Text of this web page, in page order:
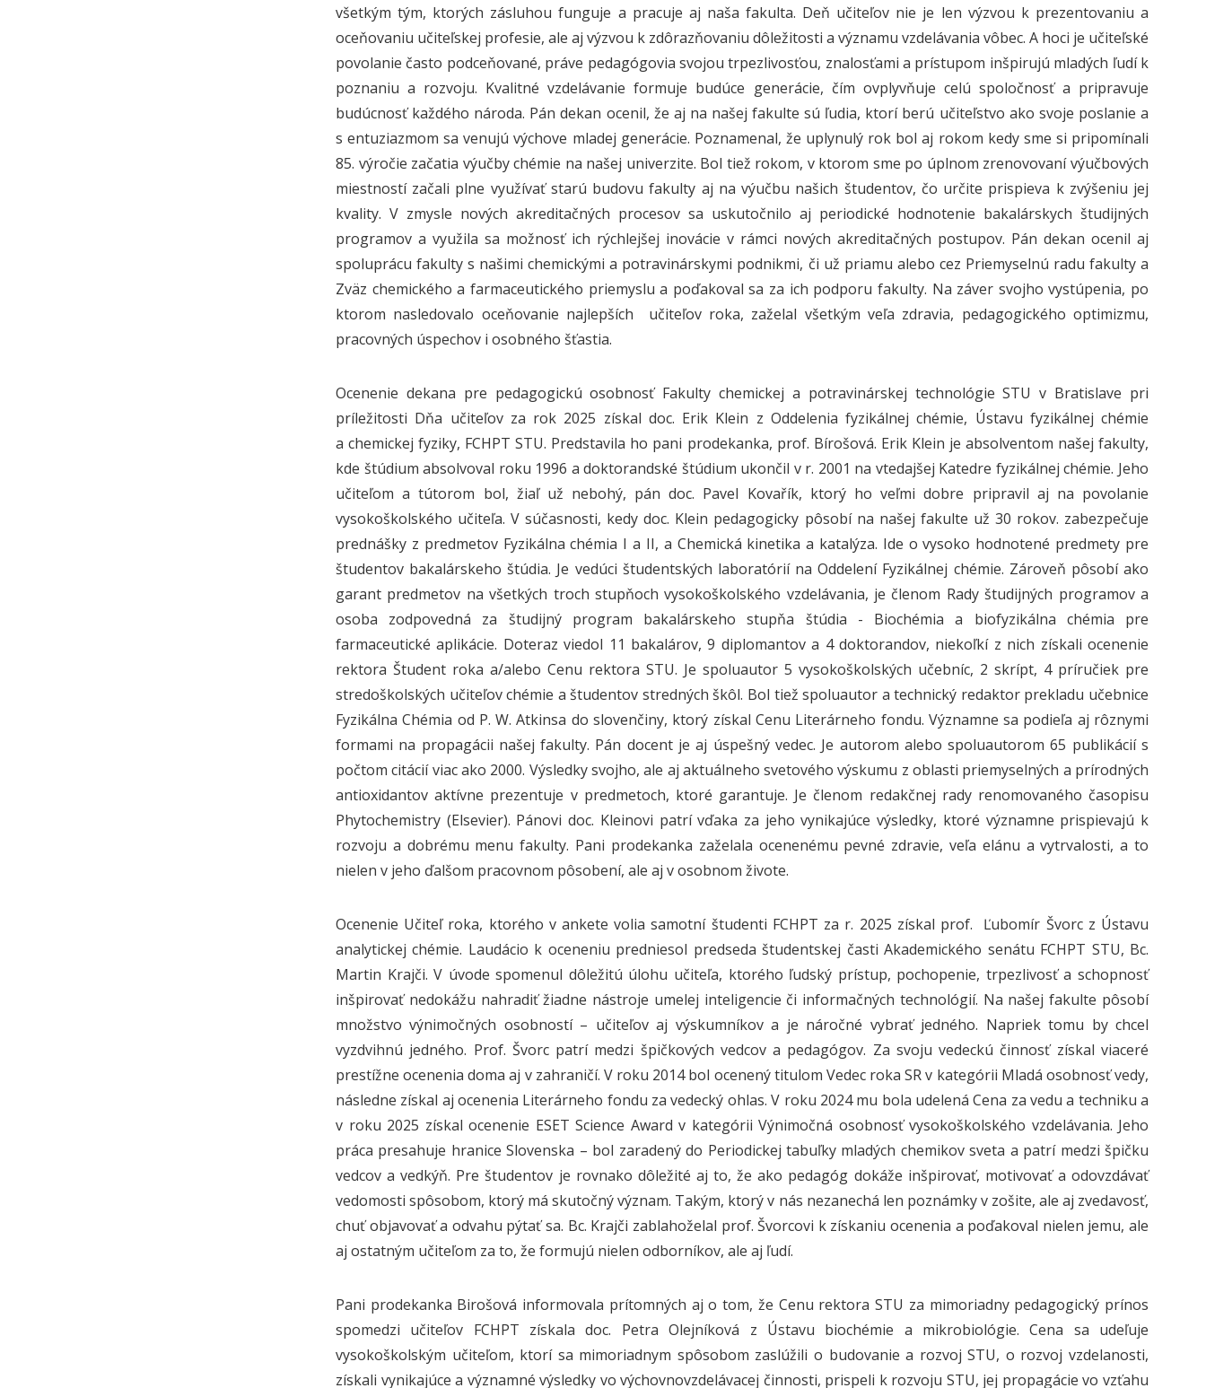
všetkým tým, ktorých zásluhou funguje a pracuje aj naša fakulta. Deň učiteľov nie je len výzvou k prezentovaniu a
oceňovaniu učiteľskej profesie, ale aj výzvou k zdôrazňovaniu dôležitosti a významu vzdelávania vôbec. A hoci je učiteľské
povolanie často podceňované, práve pedagógovia svojou trpezlivosťou, znalosťami a prístupom inšpirujú mladých ľudí k
poznaniu a rozvoju. Kvalitné vzdelávanie formuje budúce generácie, čím ovplyvňuje celú spoločnosť a pripravuje
budúcnosť každého národa. Pán dekan ocenil, že aj na našej fakulte sú ľudia, ktorí berú učiteľstvo ako svoje poslanie a
s entuziazmom sa venujú výchove mladej generácie. Poznamenal, že uplynulý rok bol aj rokom kedy sme si pripomínali
85. výročie začatia výučby chémie na našej univerzite. Bol tiež rokom, v ktorom sme po úplnom zrenovovaní výučbových
miestností začali plne využívať starú budovu fakulty aj na výučbu našich študentov, čo určite prispieva k zvýšeniu jej
kvality. V zmysle nových akreditačných procesov sa uskutočnilo aj periodické hodnotenie bakalárskych študijných
programov a využila sa možnosť ich rýchlejšej inovácie v rámci nových akreditačných postupov. Pán dekan ocenil aj
spoluprácu fakulty s našimi chemickými a potravinárskymi podnikmi, či už priamu alebo cez Priemyselnú radu fakulty a
Zväz chemického a farmaceutického priemyslu a poďakoval sa za ich podporu fakulty. Na záver svojho vystúpenia, po
ktorom nasledovalo oceňovanie najlepších učiteľov roka, zaželal všetkým veľa zdravia, pedagogického optimizmu,
pracovných úspechov i osobného šťastia.
Ocenenie dekana pre pedagogickú osobnosť Fakulty chemickej a potravinárskej technológie STU v Bratislave pri
príležitosti Dňa učiteľov za rok 2025 získal doc. Erik Klein z Oddelenia fyzikálnej chémie, Ústavu fyzikálnej chémie
a chemickej fyziky, FCHPT STU. Predstavila ho pani prodekanka, prof. Bírošová. Erik Klein je absolventom našej fakulty,
kde štúdium absolvoval roku 1996 a doktorandské štúdium ukončil v r. 2001 na vtedajšej Katedre fyzikálnej chémie. Jeho
učiteľom a tútorom bol, žiaľ už nebohý, pán doc. Pavel Kovařík, ktorý ho veľmi dobre pripravil aj na povolanie
vysokoškolského učiteľa. V súčasnosti, kedy doc. Klein pedagogicky pôsobí na našej fakulte už 30 rokov. zabezpečuje
prednášky z predmetov Fyzikálna chémia I a II, a Chemická kinetika a katalýza. Ide o vysoko hodnotené predmety pre
študentov bakalárskeho štúdia. Je vedúci študentských laboratórií na Oddelení Fyzikálnej chémie. Zároveň pôsobí ako
garant predmetov na všetkých troch stupňoch vysokoškolského vzdelávania, je členom Rady študijných programov a
osoba zodpovedná za študijný program bakalárskeho stupňa štúdia - Biochémia a biofyzikálna chémia pre
farmaceutické aplikácie. Doteraz viedol 11 bakalárov, 9 diplomantov a 4 doktorandov, niekoľkí z nich získali ocenenie
rektora Študent roka a/alebo Cenu rektora STU. Je spoluautor 5 vysokoškolských učebníc, 2 skrípt, 4 príručiek pre
stredoškolských učiteľov chémie a študentov stredných škôl. Bol tiež spoluautor a technický redaktor prekladu učebnice
Fyzikálna Chémia od P. W. Atkinsa do slovenčiny, ktorý získal Cenu Literárneho fondu. Významne sa podieľa aj rôznymi
formami na propagácii našej fakulty. Pán docent je aj úspešný vedec. Je autorom alebo spoluautorom 65 publikácií s
počtom citácií viac ako 2000. Výsledky svojho, ale aj aktuálneho svetového výskumu z oblasti priemyselných a prírodných
antioxidantov aktívne prezentuje v predmetoch, ktoré garantuje. Je členom redakčnej rady renomovaného časopisu
Phytochemistry (Elsevier). Pánovi doc. Kleinovi patrí vďaka za jeho vynikajúce výsledky, ktoré významne prispievajú k
rozvoju a dobrému menu fakulty. Pani prodekanka zaželala ocenenému pevné zdravie, veľa elánu a vytrvalosti, a to
nielen v jeho ďalšom pracovnom pôsobení, ale aj v osobnom živote.
Ocenenie Učiteľ roka, ktorého v ankete volia samotní študenti FCHPT za r. 2025 získal prof. Ľubomír Švorc z Ústavu
analytickej chémie. Laudácio k oceneniu predniesol predseda študentskej časti Akademického senátu FCHPT STU, Bc.
Martin Krajči. V úvode spomenul dôležitú úlohu učiteľa, ktorého ľudský prístup, pochopenie, trpezlivosť a schopnosť
inšpirovať nedokážu nahradiť žiadne nástroje umelej inteligencie či informačných technológií. Na našej fakulte pôsobí
množstvo výnimočných osobností – učiteľov aj výskumníkov a je náročné vybrať jedného. Napriek tomu by chcel
vyzdvihnú jedného. Prof. Švorc patrí medzi špičkových vedcov a pedagógov. Za svoju vedeckú činnosť získal viaceré
prestížne ocenenia doma aj v zahraničí. V roku 2014 bol ocenený titulom Vedec roka SR v kategórii Mladá osobnosť vedy,
následne získal aj ocenenia Literárneho fondu za vedecký ohlas. V roku 2024 mu bola udelená Cena za vedu a techniku a
v roku 2025 získal ocenenie ESET Science Award v kategórii Výnimočná osobnosť vysokoškolského vzdelávania. Jeho
práca presahuje hranice Slovenska – bol zaradený do Periodickej tabuľky mladých chemikov sveta a patrí medzi špičku
vedcov a vedkýň. Pre študentov je rovnako dôležité aj to, že ako pedagóg dokáže inšpirovať, motivovať a odovzdávať
vedomosti spôsobom, ktorý má skutočný význam. Takým, ktorý v nás nezanechá len poznámky v zošite, ale aj zvedavosť,
chuť objavovať a odvahu pýtať sa. Bc. Krajči zablahoželal prof. Švorcovi k získaniu ocenenia a poďakoval nielen jemu, ale
aj ostatným učiteľom za to, že formujú nielen odborníkov, ale aj ľudí.
Pani prodekanka Birošová informovala prítomných aj o tom, že Cenu rektora STU za mimoriadny pedagogický prínos
spomedzi učiteľov FCHPT získala doc. Petra Olejníková z Ústavu biochémie a mikrobiológie. Cena sa udeľuje
vysokoškolským učiteľom, ktorí sa mimoriadnym spôsobom zaslúžili o budovanie a rozvoj STU, o rozvoj vzdelanosti,
získali vynikajúce a významné výsledky vo výchovnovzdelávacej činnosti, prispeli k rozvoju STU, jej propagácie vo vzťahu